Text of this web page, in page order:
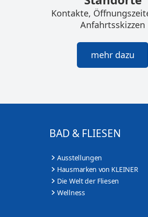
Kontakte,
Anfahrtsskizzen
mehr dazu
BAD & FLIESEN
Ausstellungen
Hausmarken von KLEINER
Die Welt der Fliesen
Wellness